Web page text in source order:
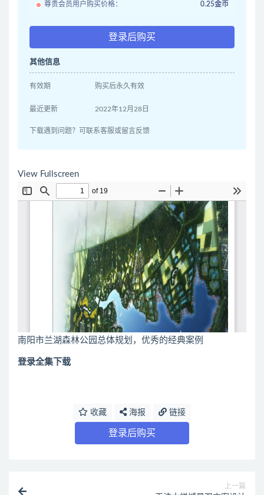
尊贵会员用户购买价格： 0.25金币
登录后购买
其他信息
有效期 购买后永久有效
最近更新 2022年12月28日
下载遇到问题？可联系客服或留言反馈
View Fullscreen
南阳市兰湖森林公园总体规划，优秀的经典案例
登录全集下载
收藏 海报 链接
登录后购买
上一篇